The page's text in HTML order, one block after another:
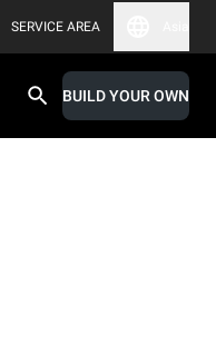
SERVICE AREA
BUILD YOUR OWN